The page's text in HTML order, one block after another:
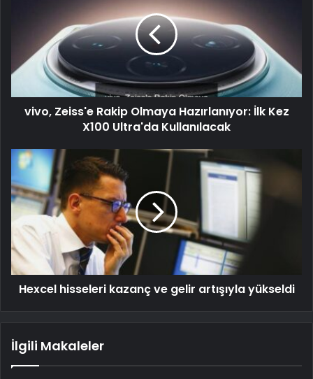
vivo, Zeiss'e Rakip Olmaya Hazırlanıyor: İlk Kez
X100 Ultra'da Kullanılacak
Hexcel hisseleri kazanç ve gelir artışıyla yükseldi
İlgili Makaleler